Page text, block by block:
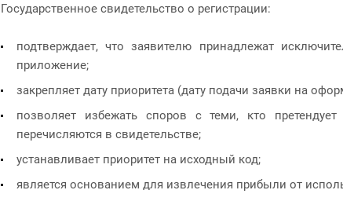
Государственное свидетельство о регистрации:
подтверждает, что заявителю принадлежат
приложение;
закрепляет дату приоритета (дату подачи заявки на
позволяет избежать споров с теми, кто
перечисляются в свидетельстве;
устанавливает приоритет на исходный код;
является основанием для извлечения прибыли от